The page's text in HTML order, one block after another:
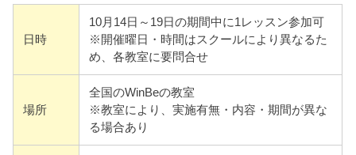
日時
10月14日～19日の期間中に1レッスン参加可
※開催曜日・時間はスクールにより異なるた
め、各教室に要問合せ
場所
全国のWinBeの教室
※教室により、実施有無・内容・期間が異な
る場合あり